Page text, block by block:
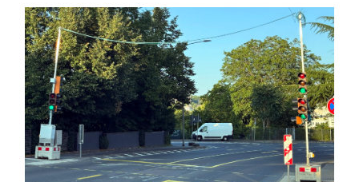
Polizeimeldungen
Themen und Termine
Gewinnspiele